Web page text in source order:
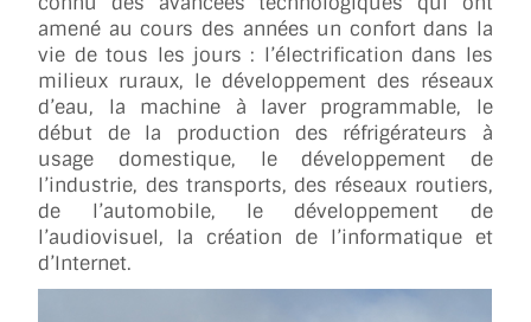
amené au cours des années un confort dans la
vie de tous les jours : l’électrification dans les
milieux ruraux, le développement des réseaux
d’eau, la machine à laver programmable, le
début de la production des réfrigérateurs à
usage domestique, le développement de
l’industrie, des transports, des réseaux routiers,
de l’automobile, le développement de
l’audiovisuel, la création de l’informatique et
d’Internet.